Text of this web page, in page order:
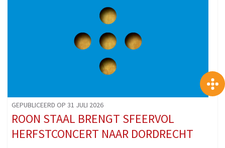
GEPUBLICEERD OP 31 JULI 2026
ROON STAAL BRENGT SFEERVOL
HERFSTCONCERT NAAR DORDRECHT